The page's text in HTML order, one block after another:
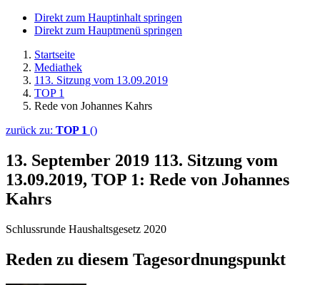
Direkt zum Hauptinhalt springen
Direkt zum Hauptmenü springen
Startseite
Mediathek
113. Sitzung vom 13.09.2019
TOP 1
Rede von Johannes Kahrs
zurück zu: TOP 1 ()
13. September 2019 113. Sitzung vom
13.09.2019, TOP 1: Rede von Johannes
Kahrs
Schlussrunde Haushaltsgesetz 2020
Reden zu diesem Tagesordnungspunkt